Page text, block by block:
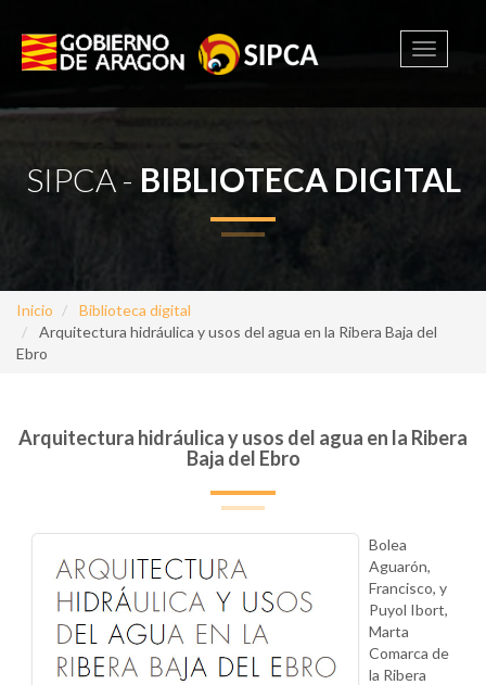
Toggle
SIPCA - BIBLIOTECA DIGITAL
Inicio
Biblioteca digital
Arquitectura hidráulica y usos del agua en la Ribera Baja del
Ebro
Arquitectura hidráulica y usos del agua en la Ribera
Baja del Ebro
Bolea
Aguarón,
Francisco, y
Puyol Ibort,
Marta
Comarca de
la Ribera